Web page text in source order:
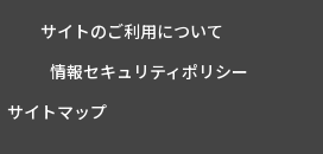
サイトのご利用について
情報セキュリティポリシー
サイトマップ